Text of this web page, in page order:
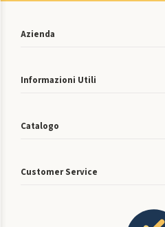
Azienda
Informazioni Utili
Catalogo
Customer Service